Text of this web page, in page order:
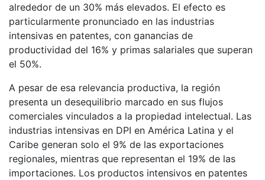
alrededor de un 30% más elevados. El efecto es
particularmente pronunciado en las industrias
intensivas en patentes, con ganancias de
productividad del 16% y primas salariales que superan
el 50%.
A pesar de esa relevancia productiva, la región
presenta un desequilibrio marcado en sus flujos
comerciales vinculados a la propiedad intelectual. Las
industrias intensivas en DPI en América Latina y el
Caribe generan solo el 9% de las exportaciones
regionales, mientras que representan el 19% de las
importaciones. Los productos intensivos en patentes